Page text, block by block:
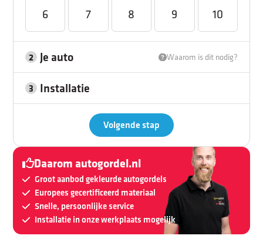
6 7 8 9 10
2 Je auto Waarom is dit nodig?
3 Installatie
Volgende stap
Daarom autogordel.nl
Groot aanbod gekleurde autogordels
Europees gecertificeerd materiaal
Snelle, persoonlijke service
Installatie in onze werkplaats mogelijk